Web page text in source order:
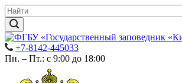
+7-8142-445033
Пн. – Пт.: с 9:00 до 18:00